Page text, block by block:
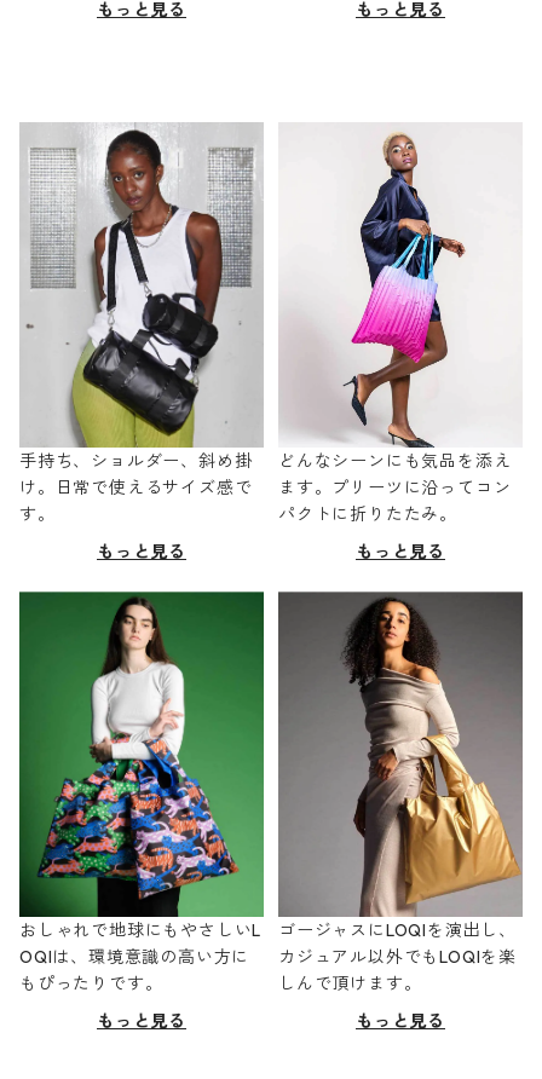
もっと見る
もっと見る
手持ち、ショルダー、斜め掛
け。日常で使えるサイズ感で
す。
もっと見る
どんなシーンにも気品を添え
ます。プリーツに沿ってコン
パクトに折りたたみ。
もっと見る
おしゃれで地球にもやさしいL
OQIは、環境意識の高い方に
もぴったりです。
もっと見る
ゴージャスにLOQIを演出し、
カジュアル以外でもLOQIを楽
しんで頂けます。
もっと見る